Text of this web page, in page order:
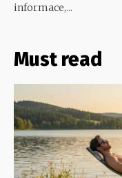
informace,...
Must read